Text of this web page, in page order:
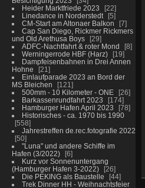
Heider Marktfriede 2023
22
Linedance in Norderstedt
5
CM-Start am Altonaer Balkon
7
Cap San Diego, Rickmer Rickmers
und Old Arethusa Boys
29
ADFC-Nachtfahrt & roter Mond
8
Werningerrode HBF (Harz)
19
Dampfeisenbahnen in Drei Annen
Hohne
21
Einlaufparade 2023 an Bord der
MS Bleichen
121
500mm - 10 Kilometer - ONE
26
Barkassenrundfahrt 2023
174
Hamburger Hafen April 2023
78
Historisches - ca. 1970 bis 1990
558
Jahrestreffen de.rec.fotografie 2022
50
"Luna" und andere Schiffe im
Hafen (3/2022)
6
Kurz vor Sonnenuntergang
(Hamburger Hafen 3-2022)
26
Die PEKING als Baustelle
44
Trek Dinner HH - Weihnachtsfeier